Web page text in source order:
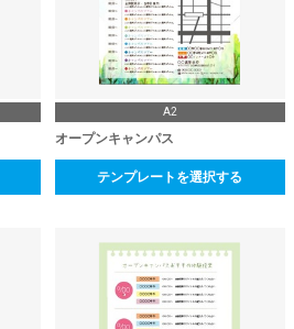
A2
オープンキャンパス
テンプレートを選択する